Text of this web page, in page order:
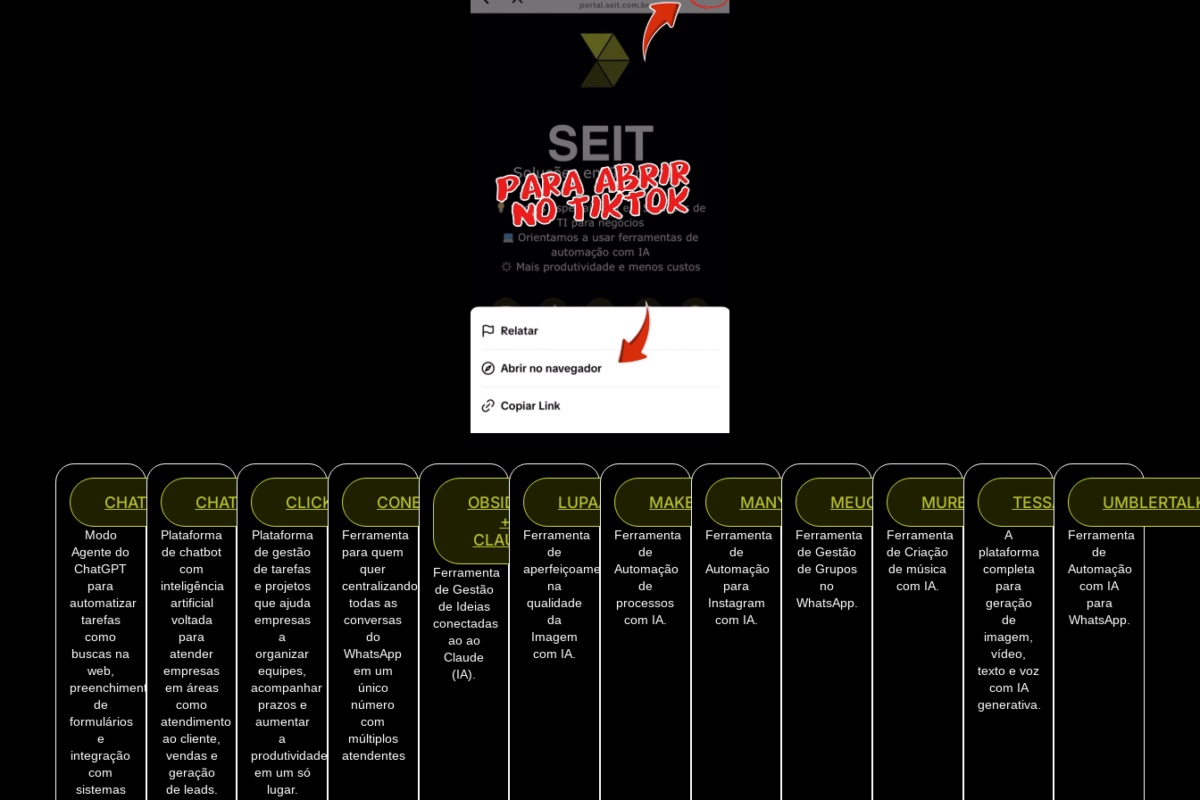
CHATGPT
Modo
Agente do
ChatGPT
para
automatizar
tarefas
como
buscas na
web,
preenchimento
de
formulários
e
integração
com
sistemas
CHATVOLT
Plataforma
de chatbot
com
inteligência
artificial
voltada
para
atender
empresas
em áreas
como
atendimento
ao cliente,
vendas e
geração
de leads.
CLICKUP
Plataforma
de gestão
de tarefas
e projetos
que ajuda
empresas
a
organizar
equipes,
acompanhar
prazos e
aumentar
a
produtividade
em um só
lugar.
CONECTACHAT
Ferramenta
para quem
quer
centralizando
todas as
conversas
do
WhatsApp
em um
único
número
com
múltiplos
atendentes
OBSIDIAN
+
CLAUDE
Ferramenta
de Gestão
de Ideias
conectadas
ao ao
Claude
(IA).
LUPAAI
Ferramenta
de
aperfeiçoamento
na
qualidade
da
Imagem
com IA.
MAKE
Ferramenta
de
Automação
de
processos
com IA.
MANYCHAT
Ferramenta
de
Automação
para
Instagram
com IA.
MEUGRUPOVIP
Ferramenta
de Gestão
de Grupos
no
WhatsApp.
MUREKA
Ferramenta
de Criação
de música
com IA.
TESSAI
A
plataforma
completa
para
geração
de
imagem,
vídeo,
texto e voz
com IA
generativa.
Ferramenta
de
Automação
com IA
para
WhatsApp.